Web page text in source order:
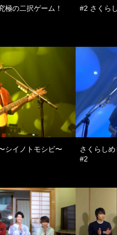
極の二択ゲーム！
#2 さくら
シイノトモシビ〜
さくらし
#2